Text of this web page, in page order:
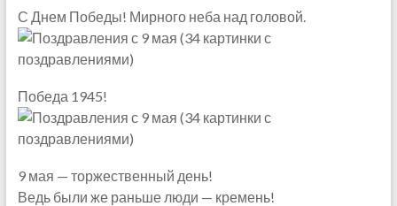
С Днем Победы! Мирного неба над головой.
Победа 1945!
9 мая — торжественный день!
Ведь были же раньше люди — кремень!